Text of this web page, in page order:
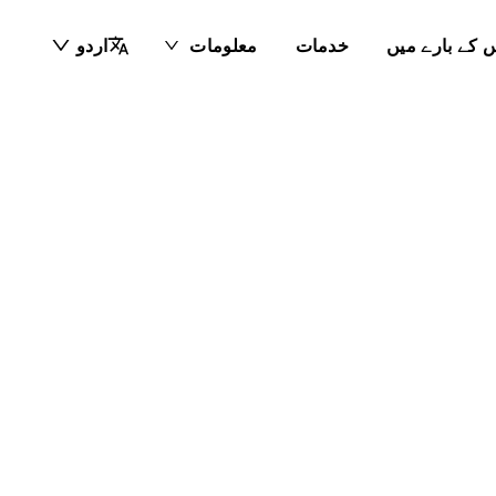
کے بارے میں خدمات معلومات اردو